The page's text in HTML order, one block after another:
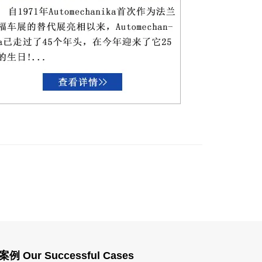
例 Our Successful Cases